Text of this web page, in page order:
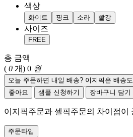
색상
화이트 핑크 소라 빨강
사이즈
FREE
총 금액
( 0 개) 0 원
오늘 주문하면 내일 배송? 이지픽은 배송도
좋아요
샘플 신청하기 장바구니 담기
이지픽주문과 셀픽주문의 차이점이
주문타입